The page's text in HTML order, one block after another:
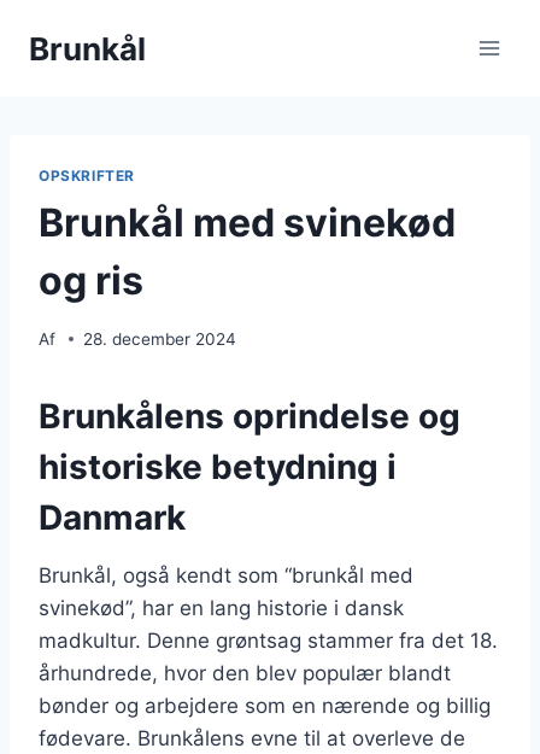
Brunkål
OPSKRIFTER
Brunkål med svinekød
og ris
Af 28. december 2024
Brunkålens oprindelse og
historiske betydning i
Danmark
Brunkål, også kendt som “brunkål med
svinekød”, har en lang historie i dansk
madkultur. Denne grøntsag stammer fra det 18.
århundrede, hvor den blev populær blandt
bønder og arbejdere som en nærende og billig
fødevare. Brunkålens evne til at overleve de